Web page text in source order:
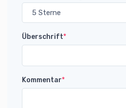
Überschrift*
Kommentar*